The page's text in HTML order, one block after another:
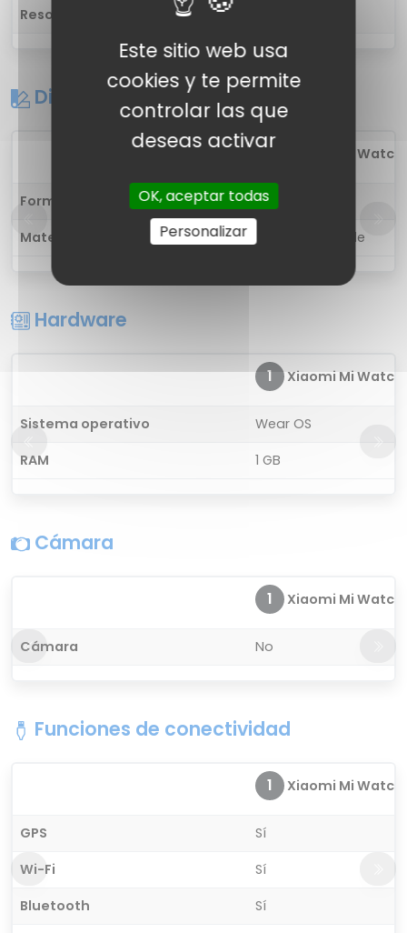
Resolución
Diseño
1 Xiaomi Mi Watch
Forma
Cuadrado
Materiales
Acero inoxidable
Hardware
1 Xiaomi Mi Watch
Sistema operativo
Wear OS
RAM
1 GB
Cámara
1 Xiaomi Mi Watch
Cámara No
Funciones de conectividad
1 Xiaomi Mi Watch
GPS
Sí
Wi-Fi
Sí
Bluetooth
Sí
Este sitio web usa
cookies y te permite
controlar las que
deseas activar
OK, aceptar todas
Personalizar